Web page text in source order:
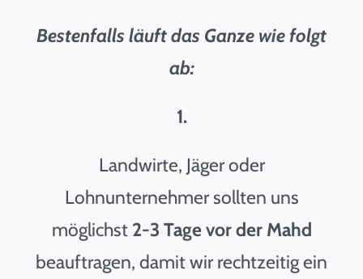
Bestenfalls läuft das Ganze wie folgt
ab:
1.
Landwirte, Jäger oder
Lohnunternehmer sollten uns
möglichst 2-3 Tage vor der Mahd
beauftragen, damit wir rechtzeitig ein